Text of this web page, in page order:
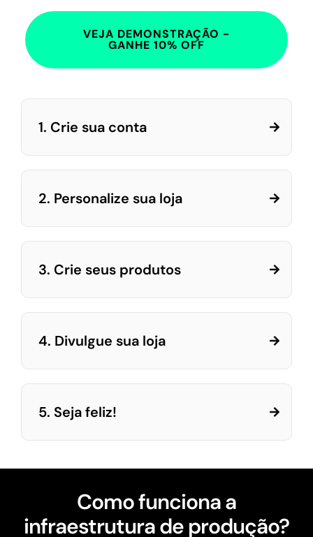
VEJA DEMONSTRAÇÃO -
GANHE 10% OFF
1. Crie sua conta
2. Personalize sua loja
3. Crie seus produtos
4. Divulgue sua loja
5. Seja feliz!
Como funciona a
infraestrutura de produção?